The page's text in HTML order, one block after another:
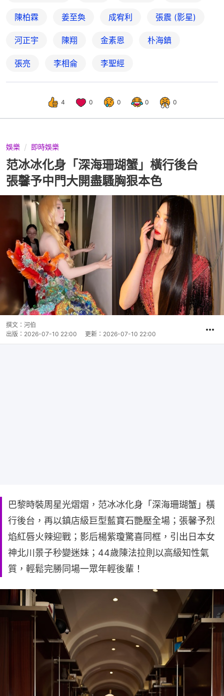
陳柏霖 姜至奐 成宥利 張震 (影星)
河正宇 陳翔 金素恩 朴海鎮
張亮 李相侖 李聖經
4 0 0 0 0
娛樂 即時娛樂
范冰冰化身「深海珊瑚蟹」橫行後台
張馨予中門大開盡騷胸狠本色
撰文： 河伯
出版： 2026-07-10 22:00 更新： 2026-07-10 22:00
巴黎時裝周星光熠熠，范冰冰化身「深海珊瑚蟹」橫
行後台，再以鎮店級巨型藍寶石艷壓全場；張馨予烈
焰紅唇火辣迎戰；影后楊紫瓊驚喜同框，引出日本女
神北川景子秒變迷妹；44歲陳法拉則以高級知性氣
質，輕鬆完勝同場一眾年輕後輩！